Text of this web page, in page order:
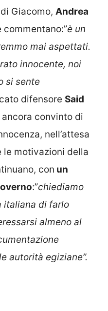
Giacomo, Andrea
commentano:”è un
mai aspettati.
innocente, noi
si sente
difensore Said
convinto di
nell’attesa
le motivazioni della
con un
:”chiediamo
italiana di farlo
almeno al
autorità egiziane”.